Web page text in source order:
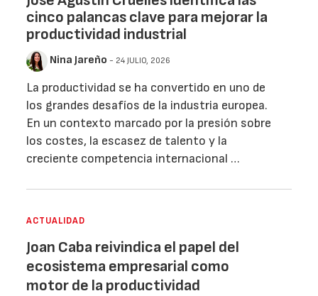
cinco palancas clave para mejorar la
productividad industrial
Nina Jareño - 24 JULIO, 2026
La productividad se ha convertido en uno de
los grandes desafíos de la industria europea.
En un contexto marcado por la presión sobre
los costes, la escasez de talento y la
creciente competencia internacional …
ACTUALIDAD
Joan Caba reivindica el papel del
ecosistema empresarial como
motor de la productividad